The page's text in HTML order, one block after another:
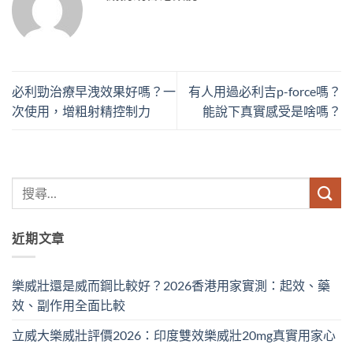
必利勁治療早洩效果好嗎？一
次使用，增粗射精控制力
有人用過必利吉p-force嗎？
能說下真實感受是啥嗎？
近期文章
樂威壯還是威而鋼比較好？2026香港用家實測：起效、藥
效、副作用全面比較
立威大樂威壯評價2026：印度雙效樂威壯20mg真實用家心